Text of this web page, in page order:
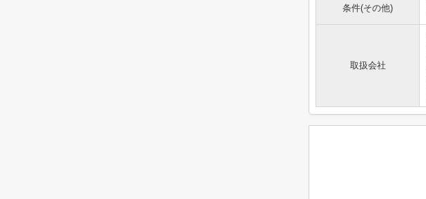
条件(その他)
取扱会社